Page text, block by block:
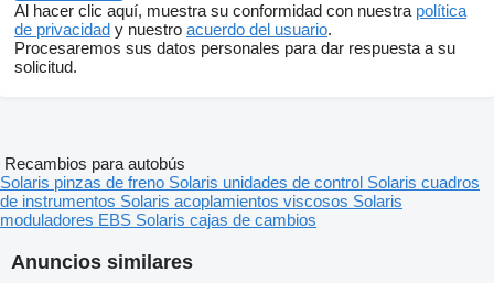
Al hacer clic aquí, muestra su conformidad con nuestra política
de privacidad y nuestro acuerdo del usuario.
Procesaremos sus datos personales para dar respuesta a su
solicitud.
Anuncios similares
Recambios para autobús
Solaris pinzas de freno Solaris unidades de control Solaris cuadros
de instrumentos Solaris acoplamientos viscosos Solaris
moduladores EBS Solaris cajas de cambios